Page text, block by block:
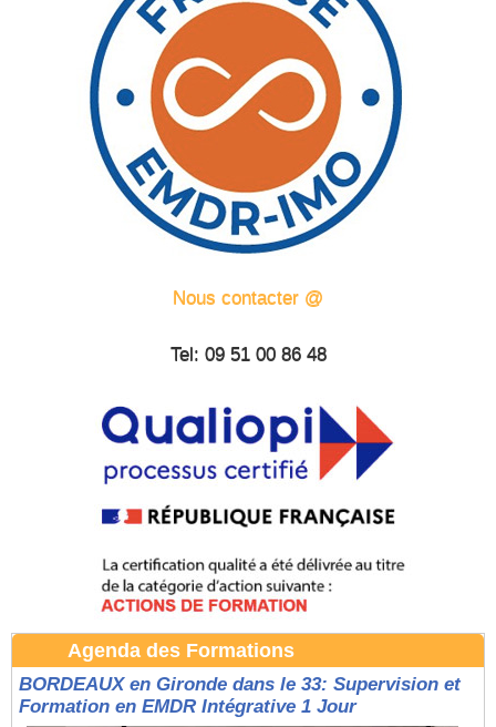
Nous contacter @
Tel: 09 51 00 86 48
Agenda des Formations
BORDEAUX en Gironde dans le 33: Supervision et
Formation en EMDR Intégrative 1 Jour